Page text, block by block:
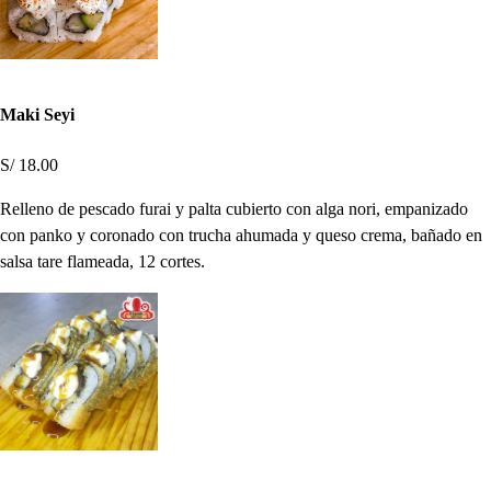
Maki Seyi
S/ 18.00
Relleno de pescado furai y palta cubierto con alga nori, empanizado
con panko y coronado con trucha ahumada y queso crema, bañado en
salsa tare flameada, 12 cortes.